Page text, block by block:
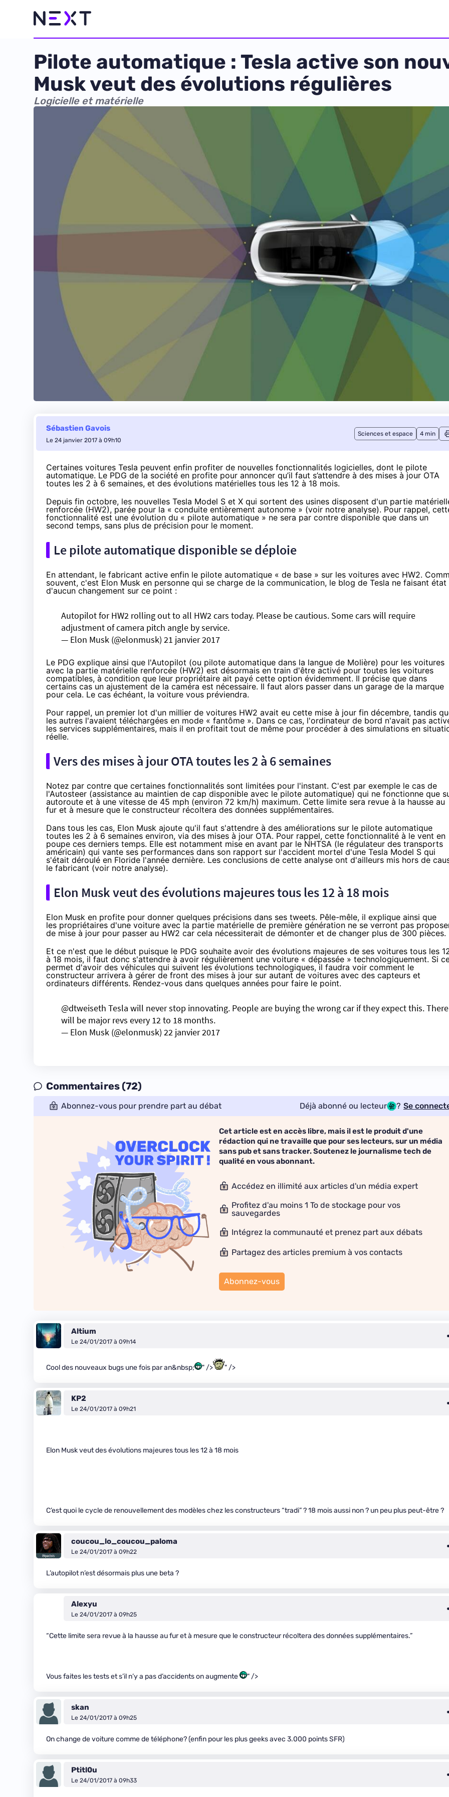
Pilote automatique : Tesla active son
Musk veut des évolutions régulières
Logicielle et matérielle
Sébastien Gavois
Le 24 janvier 2017 à 09h10
Sciences et espace 4 min
Certaines voitures Tesla peuvent enfin profiter de nouvelles fonctionnalités logicielles, dont le pilote
automatique. Le PDG de la société en profite pour annoncer qu’il faut s’attendre à des mises à jour OTA
toutes les 2 à 6 semaines, et des évolutions matérielles tous les 12 à 18 mois.
Depuis fin octobre, les nouvelles Tesla Model S et X qui sortent des usines disposent d'un partie
renforcée (HW2), parée pour la « conduite entièrement autonome » (voir notre analyse). Pour rappel,
fonctionnalité est une évolution du « pilote automatique » ne sera par contre disponible que dans un
second temps, sans plus de précision pour le moment.
Le pilote automatique disponible se déploie
En attendant, le fabricant active enfin le pilote automatique « de base » sur les voitures avec HW2.
souvent, c'est Elon Musk en personne qui se charge de la communication, le blog de Tesla ne faisant état
d'aucun changement sur ce point :
Autopilot for HW2 rolling out to all HW2 cars today. Please be cautious. Some cars will require
adjustment of camera pitch angle by service.
— Elon Musk (@elonmusk) 21 janvier 2017
Le PDG explique ainsi que l'Autopilot (ou pilote automatique dans la langue de Molière) pour les voitures
avec la partie matérielle renforcée (HW2) est désormais en train d'être activé pour toutes les voitures
compatibles, à condition que leur propriétaire ait payé cette option évidemment. Il précise que dans
certains cas un ajustement de la caméra est nécessaire. Il faut alors passer dans un garage de la marque
pour cela. Le cas échéant, la voiture vous préviendra.
Pour rappel, un premier lot d'un millier de voitures HW2 avait eu cette mise à jour fin décembre, tandis
les autres l'avaient téléchargées en mode « fantôme ». Dans ce cas, l'ordinateur de bord n'avait pas
les services supplémentaires, mais il en profitait tout de même pour procéder à des simulations en
réelle.
Vers des mises à jour OTA toutes les 2 à 6 semaines
Notez par contre que certaines fonctionnalités sont limitées pour l'instant. C'est par exemple le cas de
l'Autosteer (assistance au maintien de cap disponible avec le pilote automatique) qui ne fonctionne que
autoroute et à une vitesse de 45 mph (environ 72 km/h) maximum. Cette limite sera revue à la hausse au
fur et à mesure que le constructeur récoltera des données supplémentaires.
Dans tous les cas, Elon Musk ajoute qu'il faut s'attendre à des améliorations sur le pilote automatique
toutes les 2 à 6 semaines environ, via des mises à jour OTA. Pour rappel, cette fonctionnalité à le vent en
poupe ces derniers temps. Elle est notamment mise en avant par le NHTSA (le régulateur des transports
américain) qui vante ses performances dans son rapport sur l'accident mortel d'une Tesla Model S qui
s'était déroulé en Floride l'année dernière. Les conclusions de cette analyse ont d'ailleurs mis hors de
le fabricant (voir notre analyse).
Elon Musk veut des évolutions majeures tous les 12 à 18 mois
Elon Musk en profite pour donner quelques précisions dans ses tweets. Pêle-mêle, il explique ainsi que
les propriétaires d'une voiture avec la partie matérielle de première génération ne se verront pas
de mise à jour pour passer au HW2 car cela nécessiterait de démonter et de changer plus de 300 pièces.
Et ce n'est que le début puisque le PDG souhaite avoir des évolutions majeures de ses voitures tous les
à 18 mois, il faut donc s'attendre à avoir régulièrement une voiture « dépassée » technologiquement. Si
permet d'avoir des véhicules qui suivent les évolutions technologiques, il faudra voir comment le
constructeur arrivera à gérer de front des mises à jour sur autant de voitures avec des capteurs et
ordinateurs différents. Rendez-vous dans quelques années pour faire le point.
@dtweiseth Tesla will never stop innovating. People are buying the wrong car if they expect this. There
will be major revs every 12 to 18 months.
— Elon Musk (@elonmusk) 22 janvier 2017
Commentaires (72)
Abonnez-vous pour prendre part au débat Déjà abonné ou lecteur ? Se
Cet article est en accès libre, mais il est le produit d'une
rédaction qui ne travaille que pour ses lecteurs, sur un média
sans pub et sans tracker. Soutenez le journalisme tech de
qualité en vous abonnant.
Accédez en illimité aux articles d'un média expert
Profitez d'au moins 1 To de stockage pour vos
sauvegardes
Intégrez la communauté et prenez part aux débats
Partagez des articles premium à vos contacts
Abonnez-vous
Altium
Le 24/01/2017 à 09h14
Cool des nouveaux bugs une fois par an&nbsp; " /> " />
KP2
Le 24/01/2017 à 09h21
Elon Musk veut des évolutions majeures tous les 12 à 18 mois
C’est quoi le cycle de renouvellement des modèles chez les constructeurs “tradi” ? 18 mois aussi non ? un peu plus peut-être ?
coucou_lo_coucou_paloma
Le 24/01/2017 à 09h22
L’autopilot n’est désormais plus une beta ?
Alexyu
Le 24/01/2017 à 09h25
“Cette limite sera revue à la hausse au fur et à mesure que le constructeur récoltera des données supplémentaires.”
Vous faites les tests et s’il n’y a pas d’accidents on augmente " />
skan
Le 24/01/2017 à 09h25
On change de voiture comme de téléphone? (enfin pour les plus geeks avec 3.000 points SFR)
Ptitl0u
Le 24/01/2017 à 09h33